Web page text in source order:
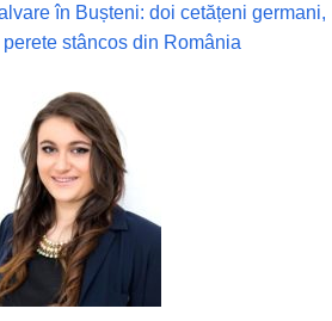
în Bușteni: doi cetățeni germani,
stâncos din România